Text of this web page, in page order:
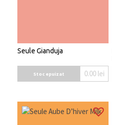
Seule Gianduja
Stoc epuizat 0.00 lei